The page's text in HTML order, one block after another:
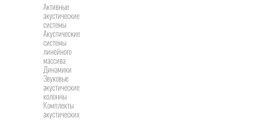
Активные
акустические
системы
Акустические
системы
линейного
массива
Динамики
Звуковые
акустические
колонны
Комплекты
акустических